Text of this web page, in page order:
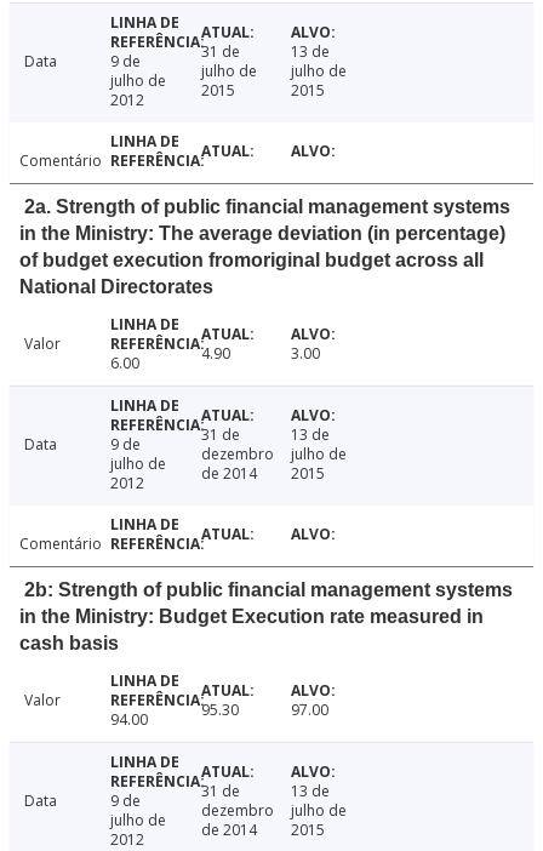
Data
9 de
julho de
2012
31 de
julho de
2015
13 de
julho de
2015
Comentário
2a. Strength of public financial management systems
in the Ministry: The average deviation (in percentage)
of budget execution fromoriginal budget across all
National Directorates
Valor
6.00
4.90 3.00
Data
9 de
julho de
2012
31 de
dezembro
de 2014
13 de
julho de
2015
Comentário
2b: Strength of public financial management systems
in the Ministry: Budget Execution rate measured in
cash basis
Valor
94.00
95.30 97.00
Data
9 de
julho de
2012
31 de
dezembro
de 2014
13 de
julho de
2015